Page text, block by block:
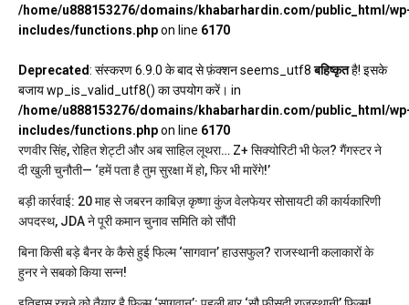
/home/u888153276/domains/khabarhardin.com/public_html/
includes/functions.phpon line 6170
Deprecated: संस्करण 6.9.0 के बाद से फ़ंक्शन seems_utf8बहिष्कृतहै! इसके
बजाय wp_is_valid_utf8() का उपयोग करें। in
/home/u888153276/domains/khabarhardin.com/public_html/
includes/functions.phpon line 6170
रणवीर सिंह, रोहित शेट्टी और अब साहिल लूथरा… Z+ सिक्योरिटी भी फेल? गैंगस्टर ने
दी खुली चुनौती— ‘हमें पता है तुम सुरक्षा में हो, फिर भी मारेंगे!’
बड़ी कार्रवाई: 20 माह से जबरन काबिज़ कृष्णा कुंज वेलफेयर सोसायटी की कार्यकारिणी
अपदस्थ, JDA ने पूरी कमान चुनाव समिति को सौंपी
बिना किसी बड़े बैनर के कैसे हुई फिल्म ‘सागवान’ हाउसफुल? राजस्थानी कलाकारों के
हुनर ने सबको किया सन्न!